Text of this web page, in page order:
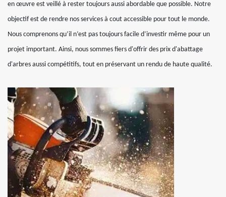
en œuvre est veillé à rester toujours aussi abordable que possible. Notre
objectif est de rendre nos services à cout accessible pour tout le monde.
Nous comprenons qu’il n’est pas toujours facile d’investir même pour un
projet important. Ainsi, nous sommes fiers d'offrir des prix d'abattage
d'arbres aussi compétitifs, tout en préservant un rendu de haute qualité.